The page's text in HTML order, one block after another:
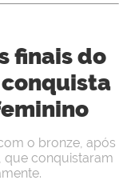
finais do
o bronze, após
que conquistaram